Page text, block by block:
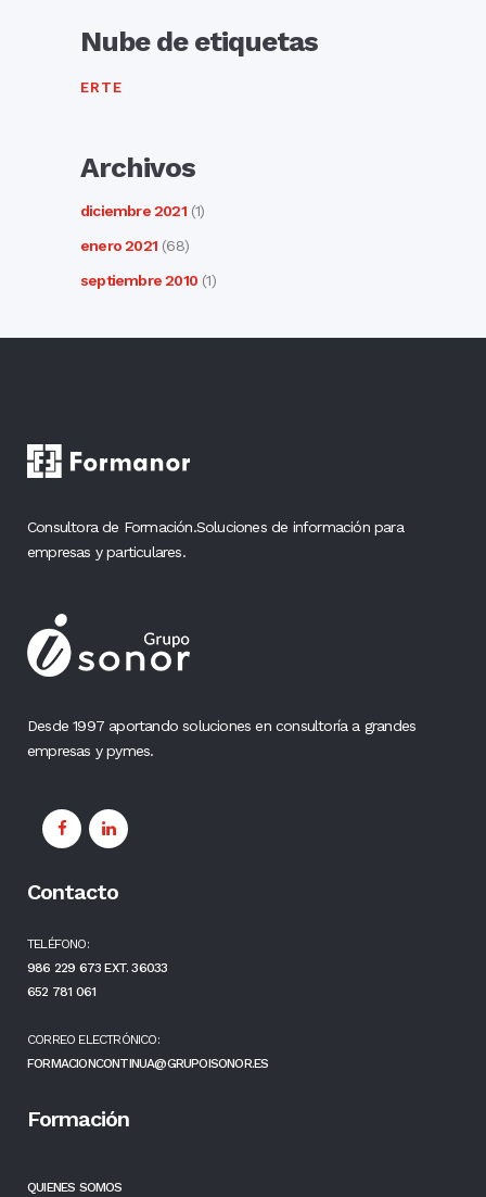
Nube de etiquetas
ERTE
Archivos
diciembre 2021(1)
enero 2021 (68)
septiembre 2010 (1)
Consultora de Formación.Soluciones de información para
empresas y particulares.
Desde 1997 aportando soluciones en consultoría a grandes
empresas y pymes.
Contacto
TELÉFONO:
986 229 673 EXT. 36033
652 781 061
CORREO ELECTRÓNICO:
FORMACIONCONTINUA@GRUPOISONOR.ES
Formación
QUIENES SOMOS